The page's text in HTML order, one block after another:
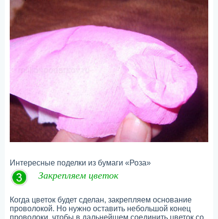
Интересные поделки из бумаги «Роза»
Закрепляем цветок
Когда цветок будет сделан, закрепляем основание
проволокой. Но нужно оставить небольшой конец
проволоки, чтобы в дальнейшем соединить цветок со